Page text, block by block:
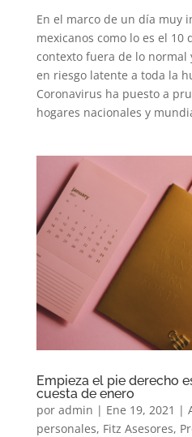
En el marco de un día muy
mexicanos como lo es el 10
contexto fuera de lo
en riesgo latente a toda la
Coronavirus ha puesto a
hogares nacionales y
Empieza el pie derecho
cuesta de enero
por admin | Ene 19, 2021 |
personales, Fitz Asesores,